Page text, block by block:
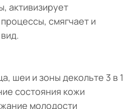
активизирует
смягчает и
шеи и зоны декольте 3 в 1
состояния кожи
молодости